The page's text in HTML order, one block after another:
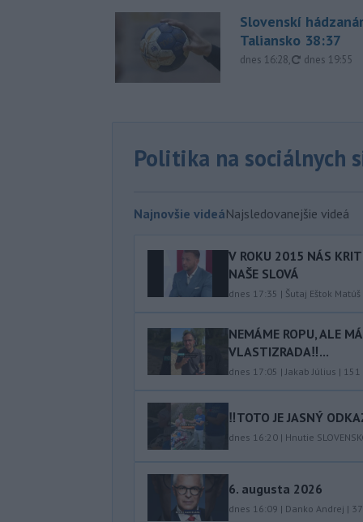
Slovenskí
Taliansko 38:37
dnes 16:28, aktualizované
dnes 19:55
Politika na sociálnych
Najnovšie videáNajsledovanejšie videá
V ROKU 2015 NÁS
NAŠE SLOVÁ
dnes 17:35 | Šutaj Eštok Matúš
NEMÁME ROPU, ALE
VLASTIZRADA‼️...
dnes 17:05 | Jakab Július | 151
‼️TOTO JE JASNÝ
dnes 16:20 | Hnutie
6. augusta 2026
dnes 16:09 | Danko Andrej |